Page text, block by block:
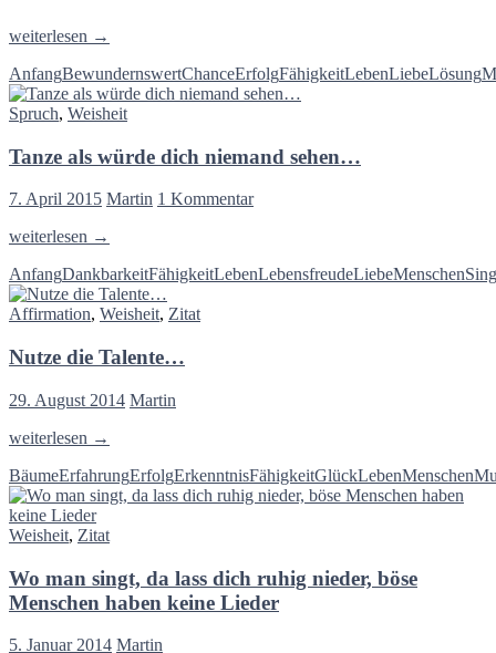
Das
ist
ein
Traum,
ihn…
weiterlesen →
AnfangBewundernswertChanceErfolgFähigkeitLebenLiebeLösung
Spruch, Weisheit
Tanze als würde dich niemand sehen…
7. April 2015 Martin 1 Kommentar
Tanze
würde
dich
niemand
weiterlesen →
AnfangDankbarkeitFähigkeitLebenLebensfreudeLiebeMenschen
Affirmation, Weisheit, Zitat
Nutze die Talente…
29. August 2014 Martin
Nutze
Talente…
weiterlesen →
BäumeErfahrungErfolgErkenntnisFähigkeitGlückLebenMenschen
Weisheit, Zitat
Wo man singt, da lass dich ruhig nieder, böse
Menschen haben keine Lieder
5. Januar 2014 Martin